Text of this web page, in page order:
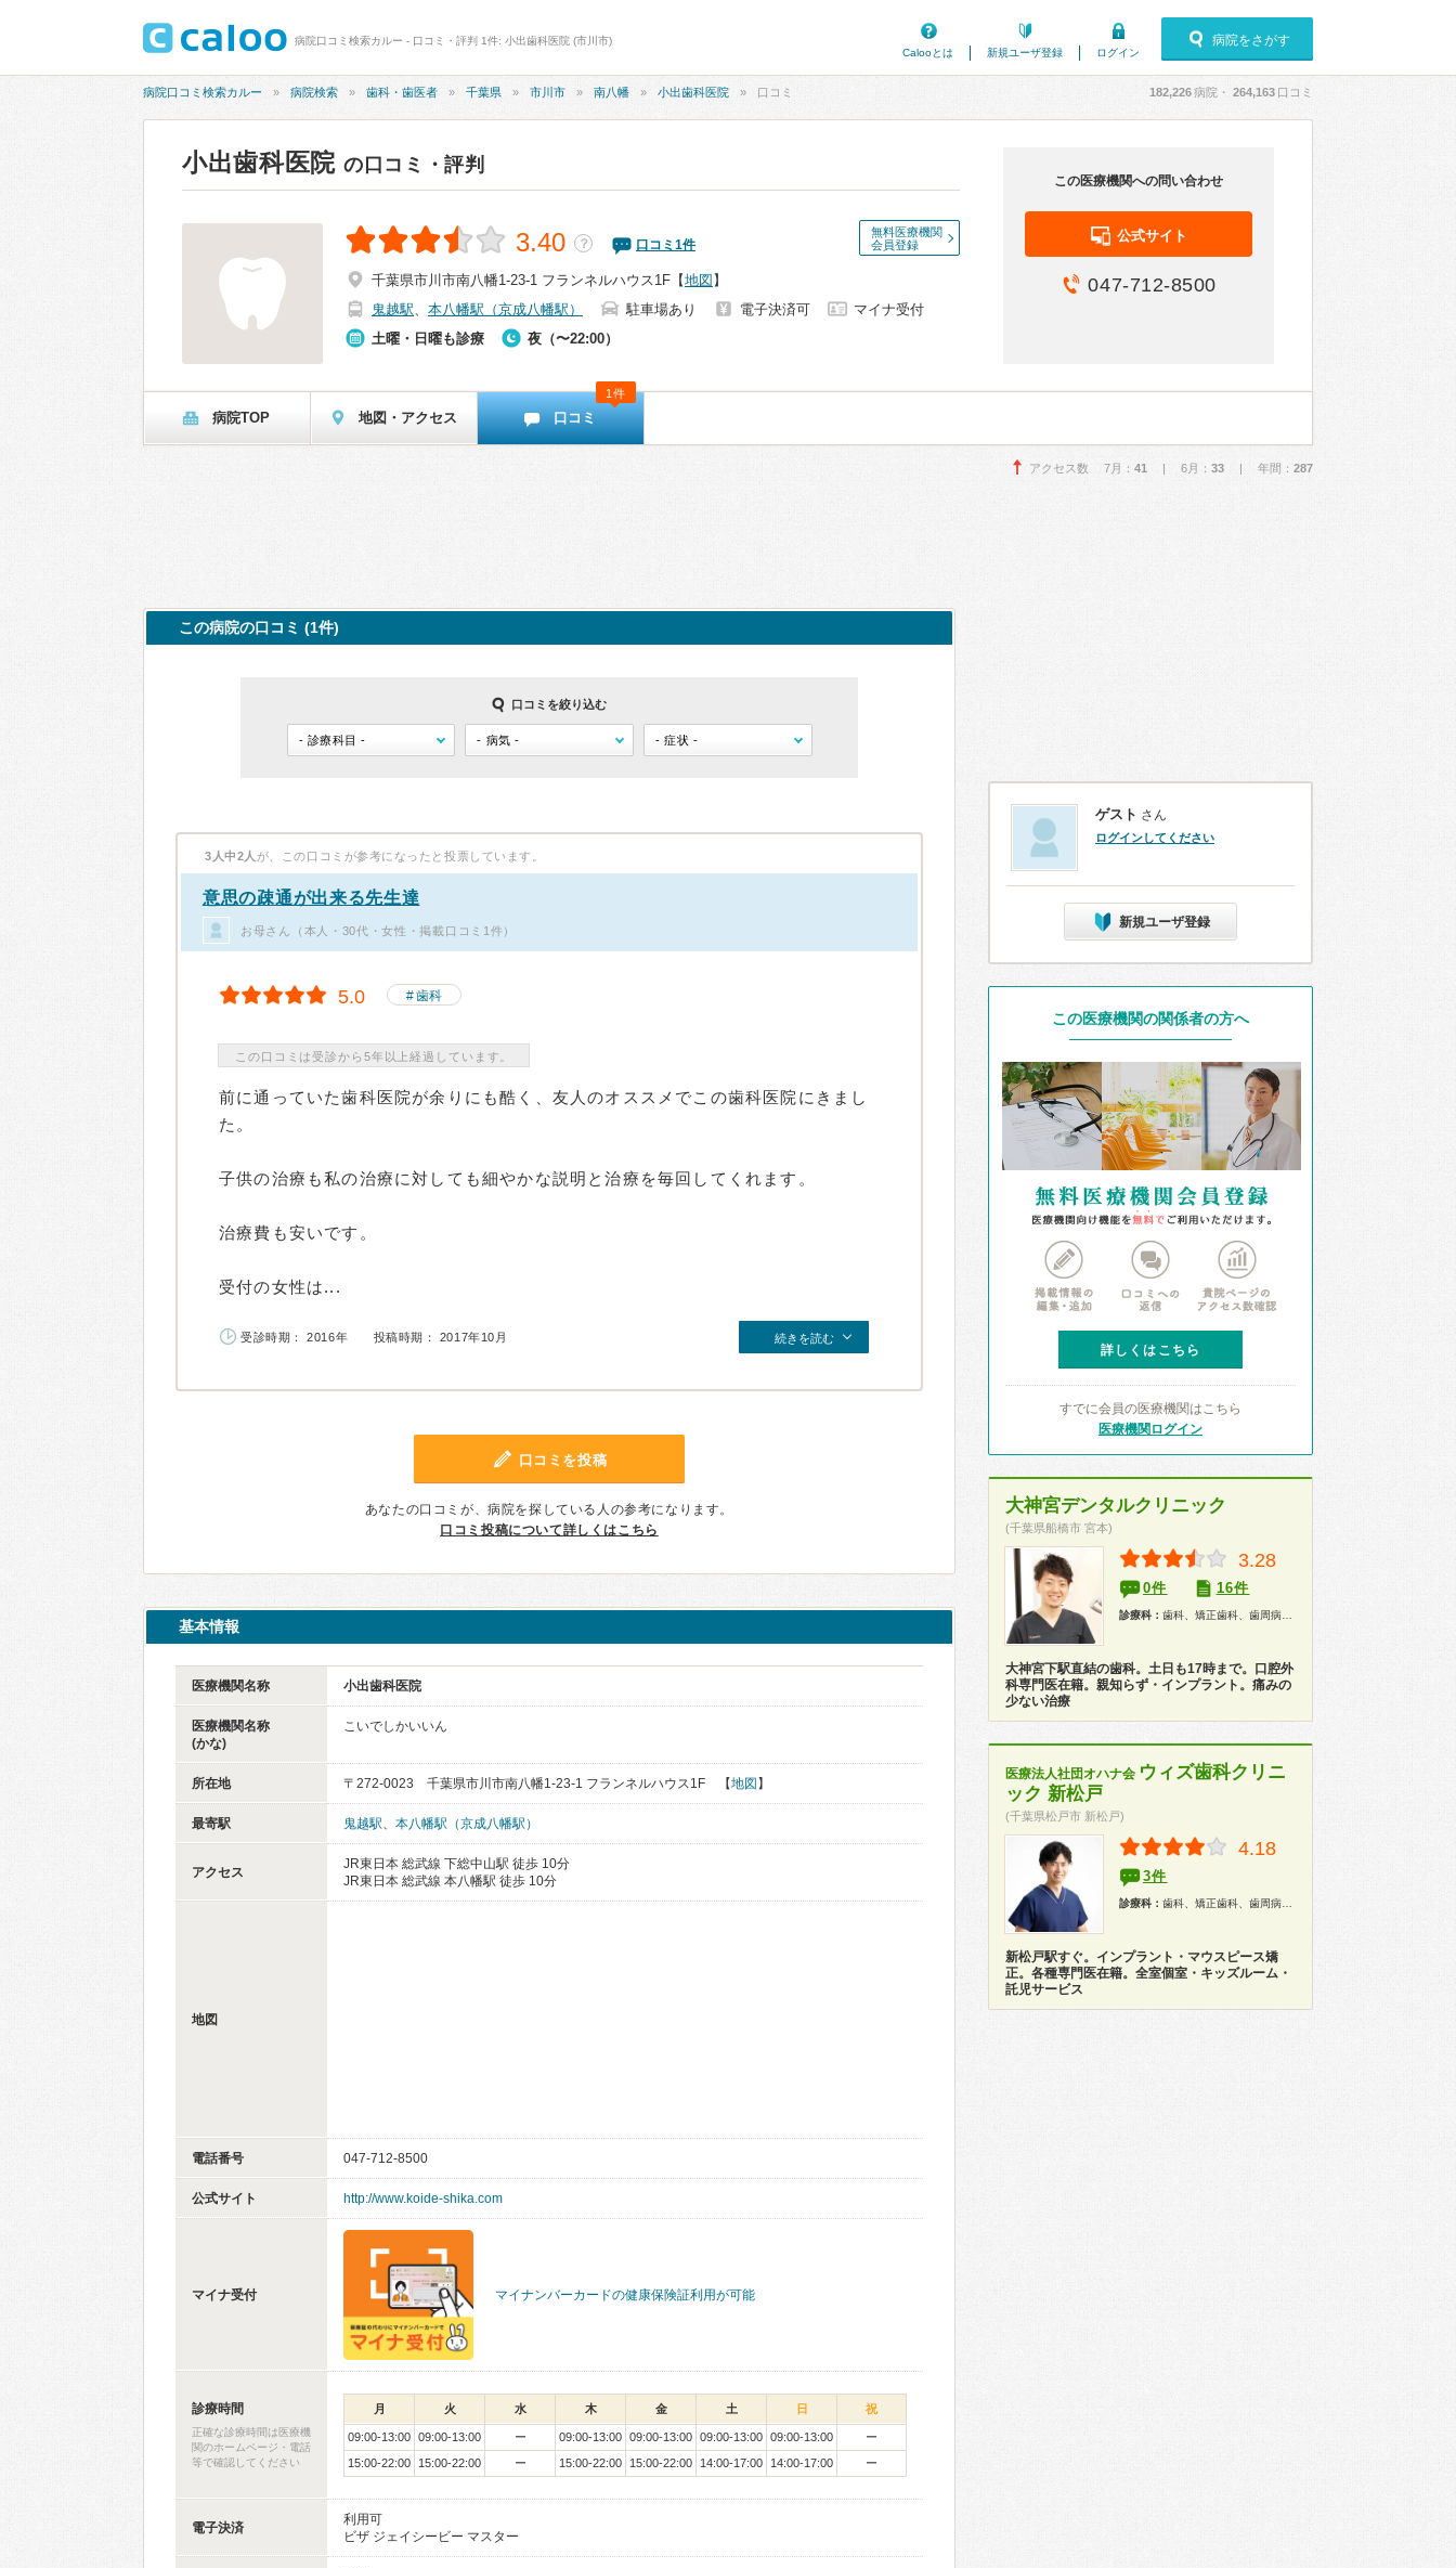
病院口コミ検索カルー - 口コミ・評判 1件: 小出歯科医院 (市川市)
Calooとは
新規ユーザ登録 ログイン
病院をさがす
病院口コミ検索カルー 病院検索 歯科・歯医者 千葉県 市川市 南八幡 小出歯科医院 口コミ 182,226病院・ 264,163 口コミ
小出歯科医院 の口コミ・評判
無料医療機関
会員登録
3.40 ？ 口コミ 1件
千葉県市川市南八幡1-23-1 フランネルハウス1F 【地図 】
鬼越駅、 本八幡駅（京成八幡駅） 駐車場あり 電子決済可
マイナ受付
土曜・日曜も診療
夜（〜22:00）
この医療機関への問い合わせ
公式サイト
047-712-8500
病院TOP 地図・アクセス 口コミ
1件
アクセス数 7月： 41 | 6月： 33 | 年間： 287
この病院の口コミ (1件)
口コミを絞り込む
3人中2人 が、この口コミが参考になったと投票しています。
意思の疎通が出来る先生達
お母さん（本人・30代・女性・掲載口コミ1件）
5.0 歯科
この口コミは受診から5年以上経過しています。
前に通っていた歯科医院が余りにも酷く、友人のオススメでこの歯科医院にきまし
た。
子供の治療も私の治療に対しても細やかな説明と治療を毎回してくれます。
治療費も安いです。
受付の女性は...
受診時期： 2016年 投稿時期： 2017年10月 続きを読む
口コミを投稿
あなたの口コミが、病院を探している人の参考になります。
口コミ投稿について詳しくはこちら
基本情報
医療機関名称 小出歯科医院
医療機関名称
(かな)
こいでしかいいん
所在地 〒272-0023 千葉県市川市南八幡1-23-1 フランネルハウス1F 【地図 】
最寄駅 鬼越駅、 本八幡駅（京成八幡駅）
アクセス
JR東日本 総武線 下総中山駅 徒歩 10分
JR東日本 総武線 本八幡駅 徒歩 10分
地図
電話番号 047-712-8500
公式サイト http://www.koide-shika.com
マイナ受付 マイナンバーカードの健康保険証利用が可能
診療時間
正確な診療時間は医療機
関のホームページ・電話
等で確認してください
月 火 水 木 金 土 日 祝
09:00-13:00 09:00-13:00 ー 09:00-13:00 09:00-13:00 09:00-13:00 09:00-13:00
ー
15:00-22:00
15:00-22:00 ー 15:00-22:00 15:00-22:00 14:00-17:00 14:00-17:00 ー
電子決済
利用可
ビザ ジェイシービー マスター
ゲスト さん
ログインしてください
新規ユーザ登録
この医療機関の関係者の方へ
詳しくはこちら
すでに会員の医療機関はこちら
医療機関ログイン
大神宮デンタルクリニック
(千葉県船橋市 宮本)
3.28
0件 16件
診療科： 歯科、矯正歯科、歯周病科、小児歯科、歯科口腔外科、インプラント、ホワイトニング
大神宮下駅直結の歯科。土日も17時まで。口腔外
科専門医在籍。親知らず・インプラント。痛みの
少ない治療
医療法人社団オハナ会 ウィズ歯科クリニ
ック 新松戸
(千葉県松戸市 新松戸)
4.18
3件
診療科： 歯科、矯正歯科、歯周病科、小児歯科、歯科口腔外科、インプラント、ホワイトニング
新松戸駅すぐ。インプラント・マウスピース矯
正。各種専門医在籍。全室個室・キッズルーム・
託児サービス